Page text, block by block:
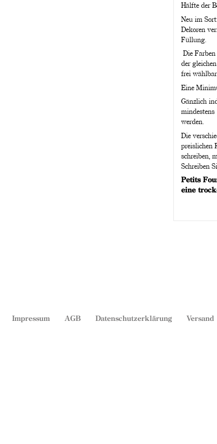
Hälfte der
Neu im
Dekoren
Füllung.
Die
der
frei
Eine
Gänzlich
werden.
Die
preislichen
schreiben,
Schreiben
Petits
eine
Impressum AGB Datenschutzerklärung Versand